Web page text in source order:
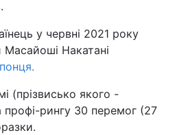
у червні 2021 року
Масайоші Накатані
(прізвисько якого -
профі-рингу 30 перемог (27